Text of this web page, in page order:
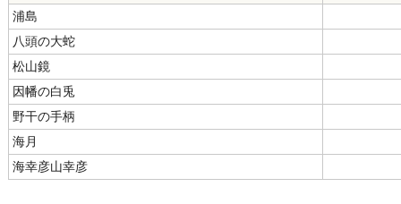
浦島
八頭の大蛇
松山鏡
因幡の白兎
野干の手柄
海月
海幸彦山幸彦